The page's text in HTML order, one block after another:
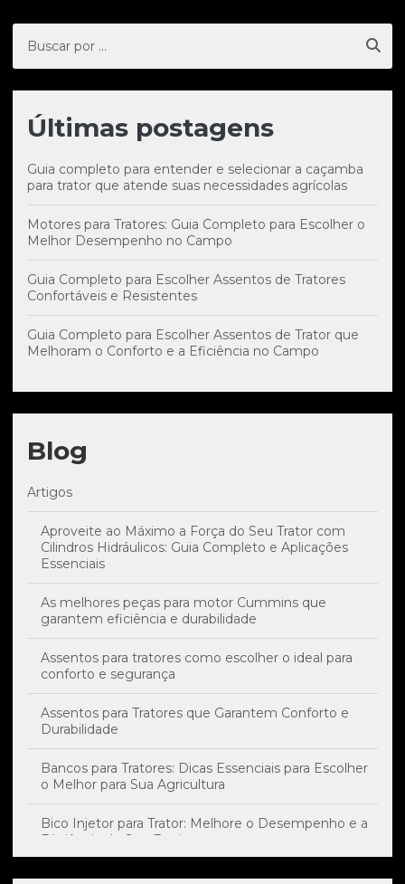
Últimas postagens
Guia completo para entender e selecionar a caçamba
para trator que atende suas necessidades agrícolas
Motores para Tratores: Guia Completo para Escolher o
Melhor Desempenho no Campo
Guia Completo para Escolher Assentos de Tratores
Confortáveis e Resistentes
Guia Completo para Escolher Assentos de Trator que
Melhoram o Conforto e a Eficiência no Campo
Blog
Artigos
Aproveite ao Máximo a Força do Seu Trator com
Cilindros Hidráulicos: Guia Completo e Aplicações
Essenciais
As melhores peças para motor Cummins que
garantem eficiência e durabilidade
Assentos para tratores como escolher o ideal para
conforto e segurança
Assentos para Tratores que Garantem Conforto e
Durabilidade
Bancos para Tratores: Dicas Essenciais para Escolher
o Melhor para Sua Agricultura
Bico Injetor para Trator: Melhore o Desempenho e a
Eficiência do Seu Equipamento
Bico Injetor: Impacto Essencial no Desempenho e